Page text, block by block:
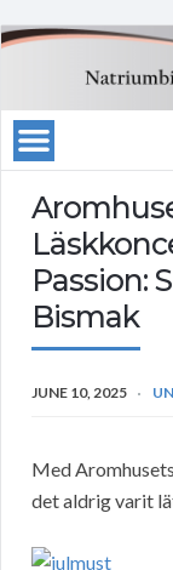
Passion:
Bismak
JUNE 10, 2025
Med
det aldrig varit